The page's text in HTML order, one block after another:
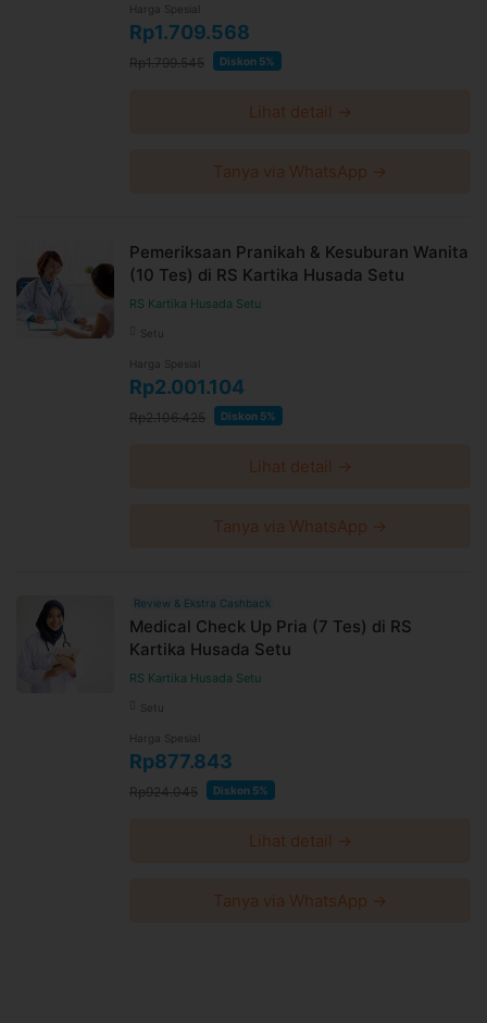
Harga Spesial
Rp1.709.568
Rp1.799.545 Diskon 5%
Lihat detail →
Tanya via WhatsApp →
Pemeriksaan Pranikah & Kesuburan Wanita
(10 Tes) di RS Kartika Husada Setu
RS Kartika Husada Setu
Setu
Harga Spesial
Rp2.001.104
Rp2.106.425 Diskon 5%
Lihat detail →
Tanya via WhatsApp →
Review & Ekstra Cashback
Medical Check Up Pria (7 Tes) di RS
Kartika Husada Setu
RS Kartika Husada Setu
Setu
Harga Spesial
Rp877.843
Rp924.045 Diskon 5%
Lihat detail →
Tanya via WhatsApp →